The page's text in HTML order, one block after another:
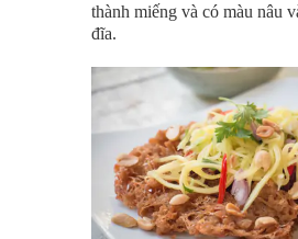
thành miếng và có màu nâu
đĩa.